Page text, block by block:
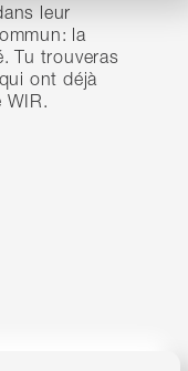
leur
la
Tu trouveras
ont déjà